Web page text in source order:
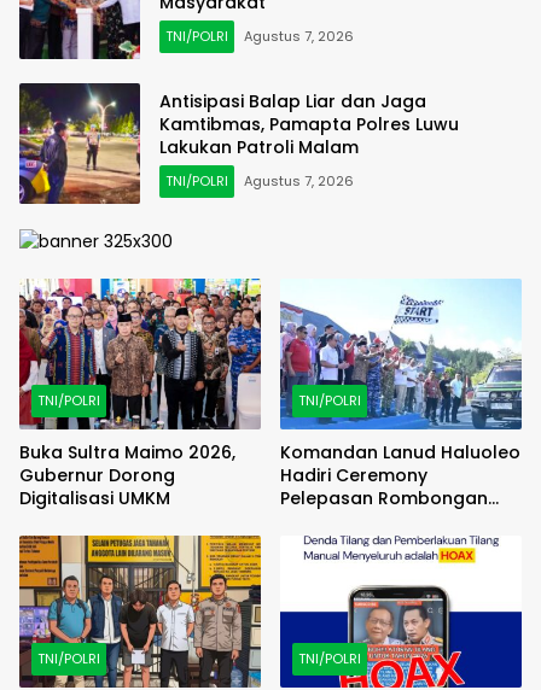
TNI/POLRI Agustus 7, 2026
Antisipasi Balap Liar dan Jaga
Kamtibmas, Pamapta Polres Luwu
Lakukan Patroli Malam
TNI/POLRI Agustus 7, 2026
TNI/POLRI
Buka Sultra Maimo 2026,
Gubernur Dorong
Digitalisasi UMKM
TNI/POLRI
Komandan Lanud Haluoleo
Hadiri Ceremony
Pelepasan Rombongan
(FAMTRIP) Overland
TNI/POLRI TNI/POLRI